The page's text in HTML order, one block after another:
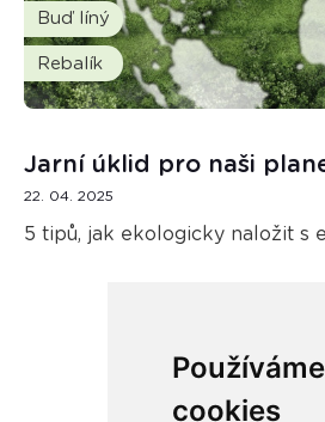
cookies
Buď líný
Rebalík
Jarní úklid pro naši
22. 04. 2025
5 tipů, jak ekologicky naložit s
Načíst další